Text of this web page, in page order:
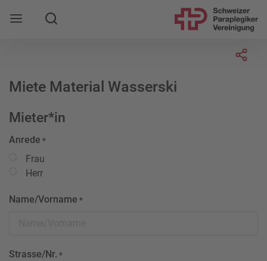
Mobile Navigation öffnen
Suche
Miete Material Wasserski
Mieter*in
Anrede *
Frau
Herr
Name/Vorname *
Strasse/Nr. *